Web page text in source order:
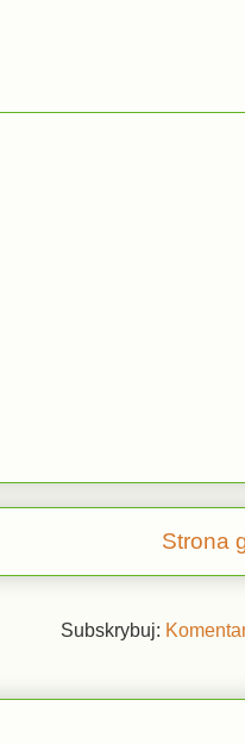
Strona
Subskrybuj: